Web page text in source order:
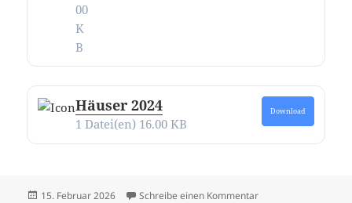
00
K
B
Häuser 2024
1 Datei(en) 16.00 KB
Download
Veröffentlicht
15. Februar 2026 Schreibe einen Kommentarzu Alle Texte und